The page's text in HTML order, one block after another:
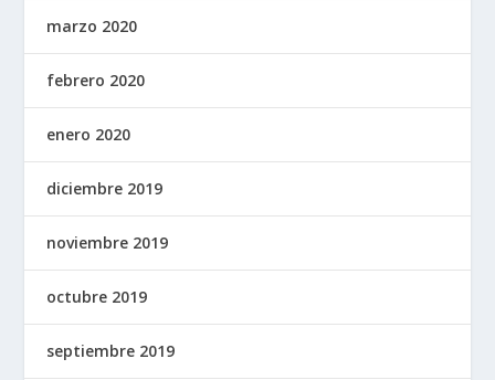
marzo 2020
febrero 2020
enero 2020
diciembre 2019
noviembre 2019
octubre 2019
septiembre 2019